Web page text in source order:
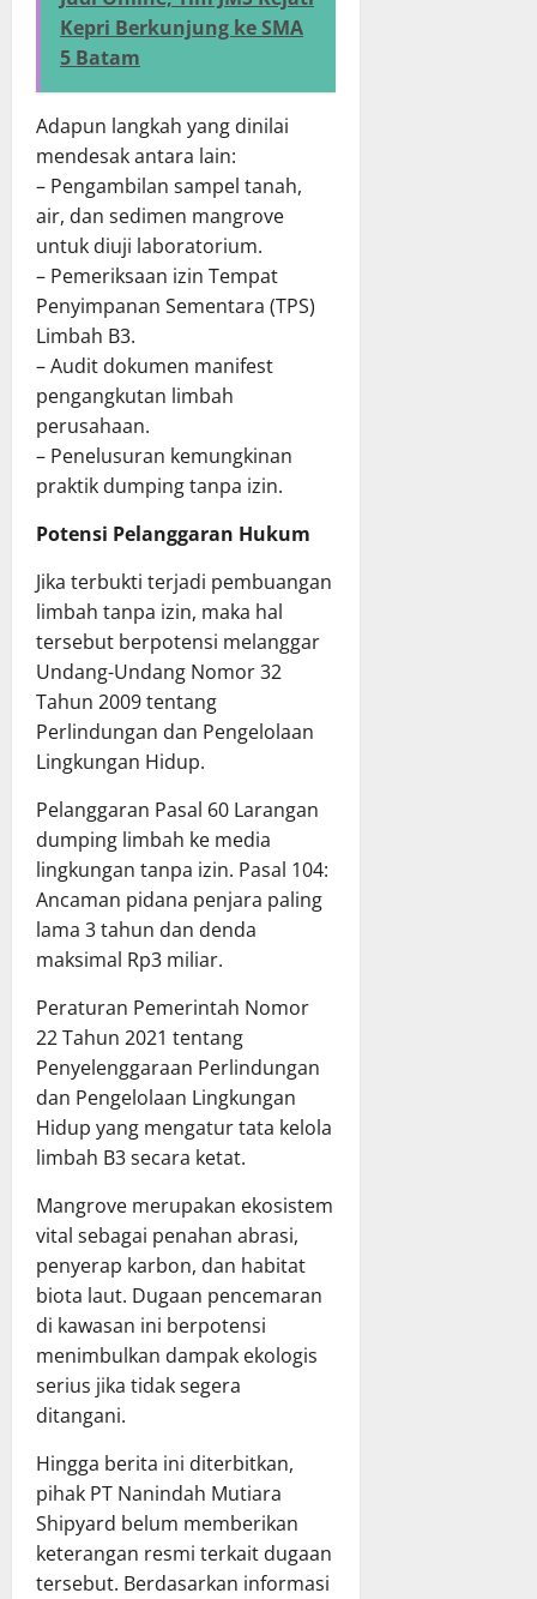
Kepri Berkunjung ke SMA
5 Batam
Adapun langkah yang dinilai
mendesak antara lain:
– Pengambilan sampel tanah,
air, dan sedimen mangrove
untuk diuji laboratorium.
– Pemeriksaan izin Tempat
Penyimpanan Sementara (TPS)
Limbah B3.
– Audit dokumen manifest
pengangkutan limbah
perusahaan.
– Penelusuran kemungkinan
praktik dumping tanpa izin.
Potensi Pelanggaran Hukum
Jika terbukti terjadi pembuangan
limbah tanpa izin, maka hal
tersebut berpotensi melanggar
Undang-Undang Nomor 32
Tahun 2009 tentang
Perlindungan dan Pengelolaan
Lingkungan Hidup.
Pelanggaran Pasal 60 Larangan
dumping limbah ke media
lingkungan tanpa izin. Pasal 104:
Ancaman pidana penjara paling
lama 3 tahun dan denda
maksimal Rp3 miliar.
Peraturan Pemerintah Nomor
22 Tahun 2021 tentang
Penyelenggaraan Perlindungan
dan Pengelolaan Lingkungan
Hidup yang mengatur tata kelola
limbah B3 secara ketat.
Mangrove merupakan ekosistem
vital sebagai penahan abrasi,
penyerap karbon, dan habitat
biota laut. Dugaan pencemaran
di kawasan ini berpotensi
menimbulkan dampak ekologis
serius jika tidak segera
ditangani.
Hingga berita ini diterbitkan,
pihak PT Nanindah Mutiara
Shipyard belum memberikan
keterangan resmi terkait dugaan
tersebut. Berdasarkan informasi